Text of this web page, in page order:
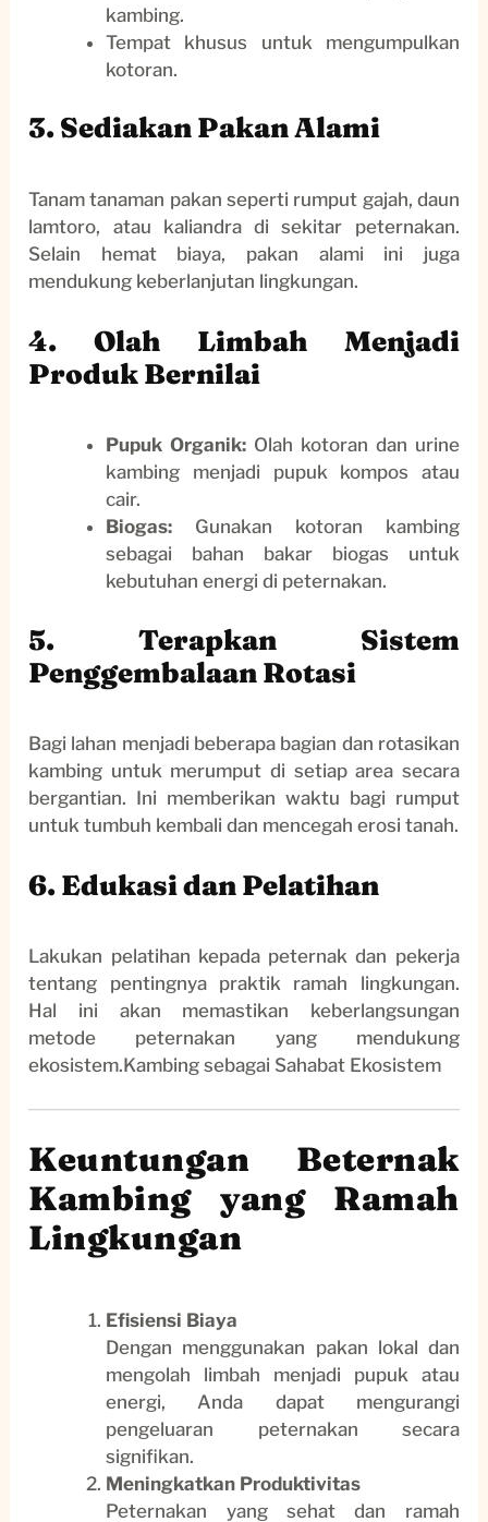
kambing.
Tempat khusus untuk mengumpulkan
kotoran.
3. Sediakan Pakan Alami
Tanam tanaman pakan seperti rumput gajah, daun
lamtoro, atau kaliandra di sekitar peternakan.
Selain hemat biaya, pakan alami ini juga
mendukung keberlanjutan lingkungan.
4. Olah Limbah Menjadi
Produk Bernilai
Pupuk Organik: Olah kotoran dan urine
kambing menjadi pupuk kompos atau
cair.
Biogas: Gunakan kotoran kambing
sebagai bahan bakar biogas untuk
kebutuhan energi di peternakan.
5. Terapkan Sistem
Penggembalaan Rotasi
Bagi lahan menjadi beberapa bagian dan rotasikan
kambing untuk merumput di setiap area secara
bergantian. Ini memberikan waktu bagi rumput
untuk tumbuh kembali dan mencegah erosi tanah.
6. Edukasi dan Pelatihan
Lakukan pelatihan kepada peternak dan pekerja
tentang pentingnya praktik ramah lingkungan.
Hal ini akan memastikan keberlangsungan
metode peternakan yang mendukung
ekosistem.Kambing sebagai Sahabat Ekosistem
Keuntungan Beternak
Kambing yang Ramah
Lingkungan
Efisiensi Biaya
Dengan menggunakan pakan lokal dan
mengolah limbah menjadi pupuk atau
energi, Anda dapat mengurangi
pengeluaran peternakan secara
signifikan.
Meningkatkan Produktivitas
Peternakan yang sehat dan ramah